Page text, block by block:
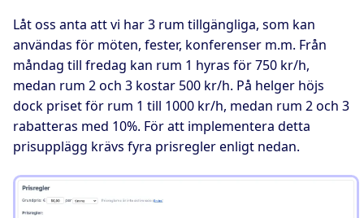
Låt oss anta att vi har 3 rum tillgängliga, som kan
användas för möten, fester, konferenser m.m. Från
måndag till fredag kan rum 1 hyras för 750 kr/h,
medan rum 2 och 3 kostar 500 kr/h. På helger höjs
dock priset för rum 1 till 1000 kr/h, medan rum 2 och 3
rabatteras med 10%. För att implementera detta
prisupplägg krävs fyra prisregler enligt nedan.